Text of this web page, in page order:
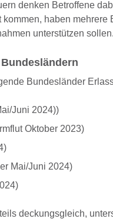
denken Betroffene
haben
unterstützen sollen.
Bundesländer
Juni 2024))
Oktober 2023)
Mai/Juni 2024)
deckungsgleich,